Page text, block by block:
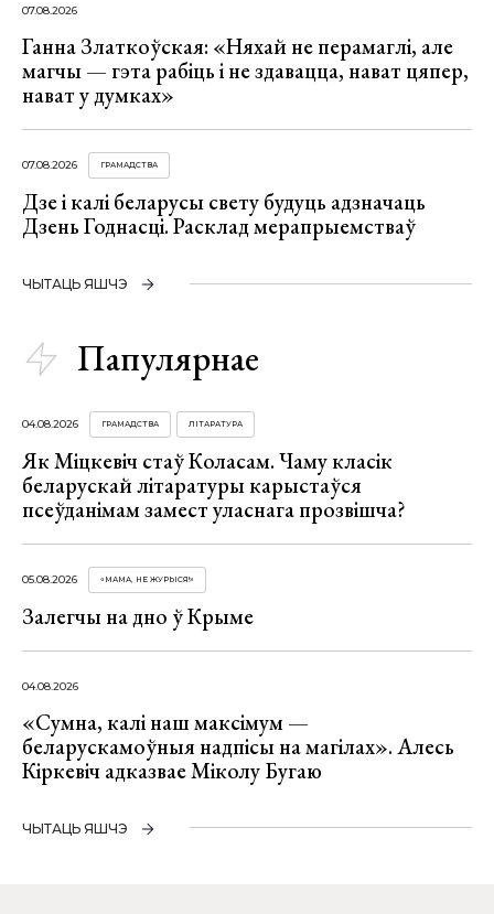
07.08.2026
Ганна Златкоўская: «Няхай не перамаглі, але
магчы — гэта рабіць і не здавацца, нават цяпер,
нават у думках»
07.08.2026 ГРАМАДСТВА
Дзе і калі беларусы свету будуць адзначаць
Дзень Годнасці. Расклад мерапрыемстваў
ЧЫТАЦЬ ЯШЧЭ
Папулярнае
04.08.2026 ГРАМАДСТВА ЛІТАРАТУРА
Як Міцкевіч стаў Коласам. Чаму класік
беларускай літаратуры карыстаўся
псеўданімам замест уласнага прозвішча?
05.08.2026 «МАМА, НЕ ЖУРЫСЯ!»
Залегчы на дно ў Крыме
04.08.2026
«Сумна, калі наш максімум —
беларускамоўныя надпісы на магілах». Алесь
Кіркевіч адказвае Міколу Бугаю
ЧЫТАЦЬ ЯШЧЭ